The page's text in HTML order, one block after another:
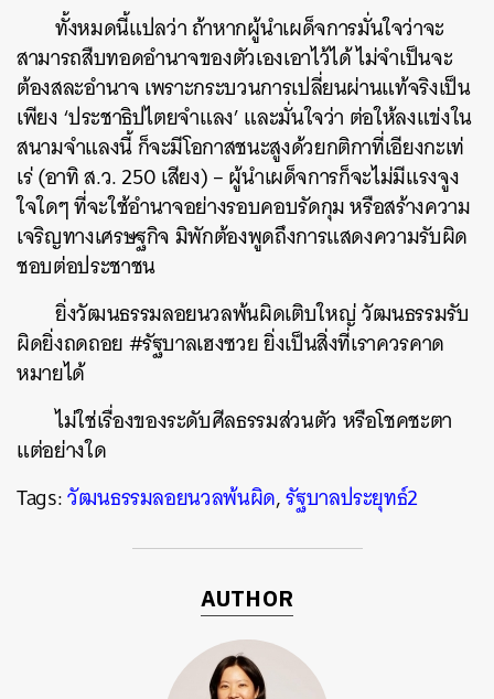
ทั้งหมดนี้แปลว่า ถ้าหากผู้นำเผด็จการมั่นใจว่าจะ
สามารถสืบทอดอำนาจของตัวเองเอาไว้ได้ ไม่จำเป็นจะ
ต้องสละอำนาจ เพราะกระบวนการเปลี่ยนผ่านแท้จริงเป็น
เพียง ‘ประชาธิปไตยจำแลง’ และมั่นใจว่า ต่อให้ลงแข่งใน
สนามจำแลงนี้ ก็จะมีโอกาสชนะสูงด้วยกติกาที่เอียงกะเท่
เร่ (อาทิ ส.ว. 250 เสียง) – ผู้นำเผด็จการก็จะไม่มีแรงจูง
ใจใดๆ ที่จะใช้อำนาจอย่างรอบคอบรัดกุม หรือสร้างความ
เจริญทางเศรษฐกิจ มิพักต้องพูดถึงการแสดงความรับผิด
ชอบต่อประชาชน
ยิ่งวัฒนธรรมลอยนวลพ้นผิดเติบใหญ่ วัฒนธรรมรับ
ผิดยิ่งถดถอย #รัฐบาลเฮงซวย ยิ่งเป็นสิ่งที่เราควรคาด
หมายได้
ไม่ใช่เรื่องของระดับศีลธรรมส่วนตัว หรือโชคชะตา
แต่อย่างใด
Tags:วัฒนธรรมลอยนวลพ้นผิด,รัฐบาลประยุทธ์2
AUTHOR